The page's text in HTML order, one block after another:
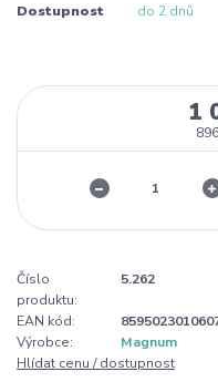
Dostupnost do 2 dnů
1
Číslo
produktu:
5.262
EAN kód:
Výrobce:
Magnum
Hlídat cenu / dostupnost